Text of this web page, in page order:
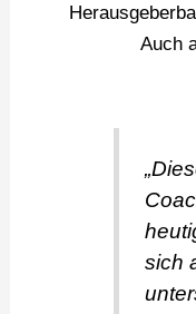
Auch
sich